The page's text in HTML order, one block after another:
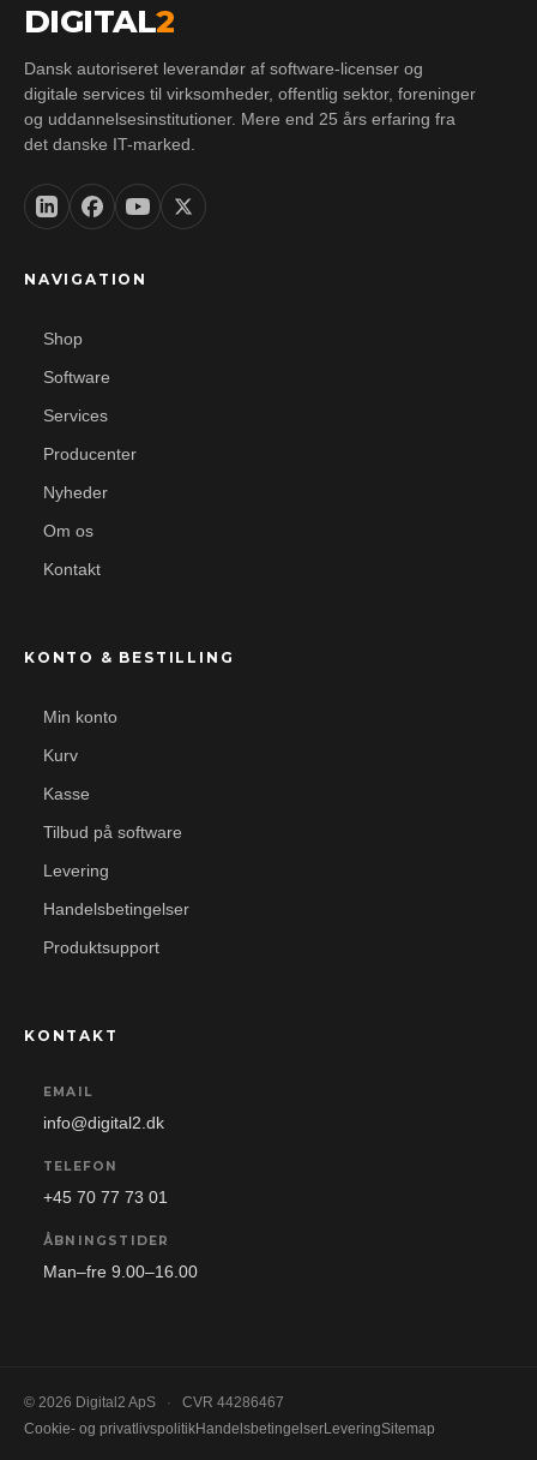
DIGITAL2
Dansk autoriseret leverandør af software-licenser og
digitale services til virksomheder, offentlig sektor, foreninger
og uddannelsesinstitutioner. Mere end 25 års erfaring fra
det danske IT-marked.
NAVIGATION
Shop
Software
Services
Producenter
Nyheder
Om os
Kontakt
KONTO & BESTILLING
Min konto
Kurv
Kasse
Tilbud på software
Levering
Handelsbetingelser
Produktsupport
KONTAKT
EMAIL
info@digital2.dk
TELEFON
+45 70 77 73 01
ÅBNINGSTIDER
Man–fre 9.00–16.00
© 2026 Digital2 ApS ·
CVR 44286467
Cookie- og privatlivspolitikHandelsbetingelserLeveringSitemap